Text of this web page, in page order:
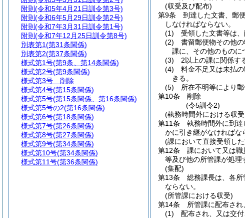
(収受及び配布)
第9条
到達した文書、郵
しなければならない。
(1)
受領した文書等は
(2)
書留郵便物その他
課に、その他のものに
(3)
2以上の課に関係す
(4)
料金不足又は未払
きる。
(5)
所在不明等により
第10条
削除
(令5訓令2)
(執務時間外における収
第11条
執務時間外に到
かに引き継がなければな
(課において直接受領し
第12条
課において又は職
等及び他の所管課が処理
(集配)
第13条
総務課長は、各所
ならない。
(所管課における収受)
第14条
所管課に配布さ
(1)
配布され、又は交
附則 (令和5年4月21日訓令第3号)
附則 (令和6年5月29日訓令第2号)
附則 (令和7年3月31日訓令第1号)
附則 (令和7年12月25日訓令第8号)
別表第1(第31条関係)
別表第2(第37条関係)
様式第1号(第9条、第14条関係)
様式第2号(第9条関係)
様式第3号 削除
様式第4号(第15条関係)
様式第5号(第15条関係、第16条関係)
様式第5号の2(第16条関係)
様式第6号(第18条関係)
様式第7号(第26条関係)
様式第8号(第27条関係)
様式第9号(第34条関係)
様式第10号(第34条関係)
様式第11号(第36条関係)